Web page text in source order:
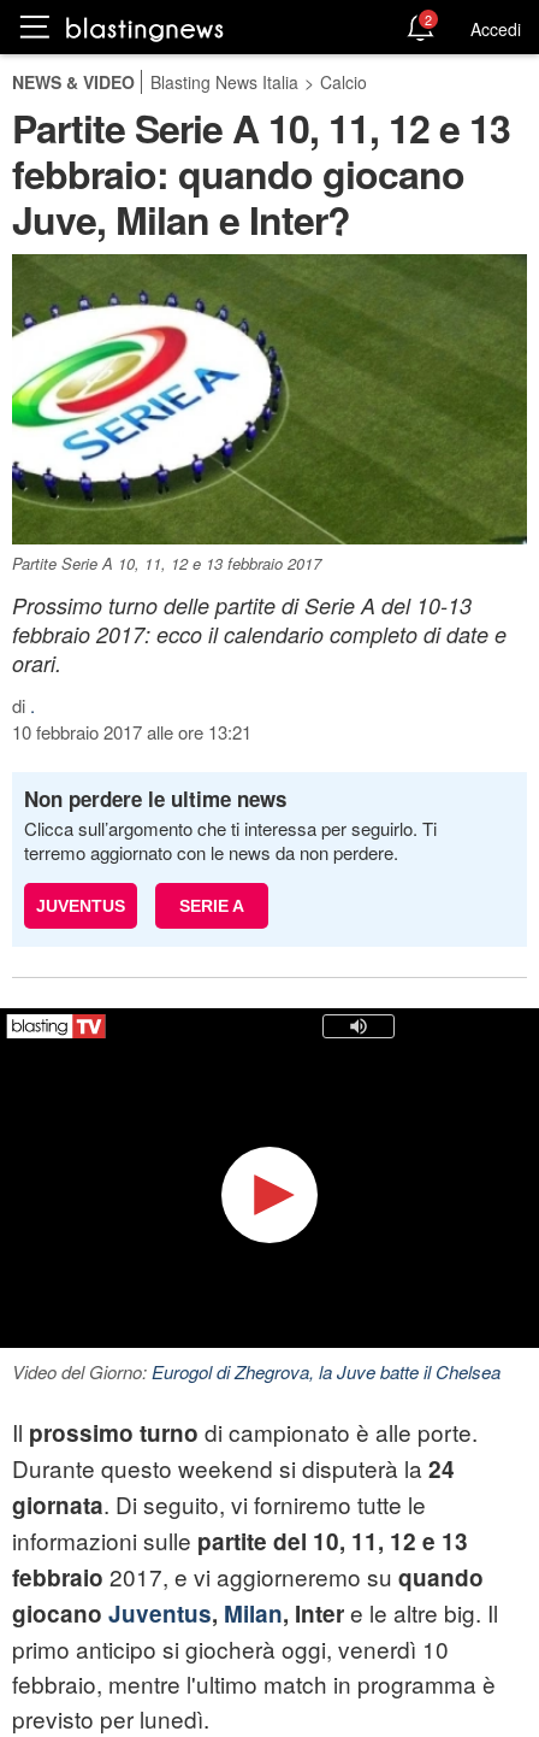
2 Accedi
NEWS & VIDEO Blasting News Italia > Calcio
Partite Serie A 10, 11, 12 e 13
febbraio: quando giocano
Juve, Milan e Inter?
Partite Serie A 10, 11, 12 e 13 febbraio 2017
Prossimo turno delle partite di Serie A del 10-13
febbraio 2017: ecco il calendario completo di date e
orari.
di .
10 febbraio 2017 alle ore 13:21
Non perdere le ultime news
Clicca sull’argomento che ti interessa per seguirlo. Ti
terremo aggiornato con le news da non perdere.
JUVENTUS SERIE A
Video del Giorno:Eurogol di Zhegrova, la Juve batte il Chelsea
Il prossimo turno di campionato è alle porte.
Durante questo weekend si disputerà la 24
giornata. Di seguito, vi forniremo tutte le
informazioni sulle partite del 10, 11, 12 e 13
febbraio 2017, e vi aggiorneremo su quando
giocano Juventus, Milan, Intere le altre big. Il
primo anticipo si giocherà oggi, venerdì 10
febbraio, mentre l'ultimo match in programma è
previsto per lunedì.